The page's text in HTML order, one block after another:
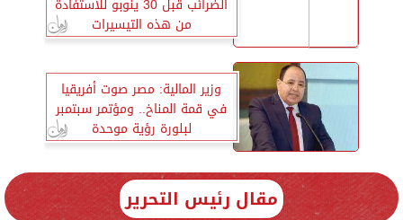
الضرائب قبل 30 ينوبو للاستفادة
من هذه التيسيرات
وزير المالية: مصر صوت أفريقيا
في قمة المناخ.. ومؤتمر سبتمبر
لبلورة رؤية موحدة
مقال رئيس التحرير